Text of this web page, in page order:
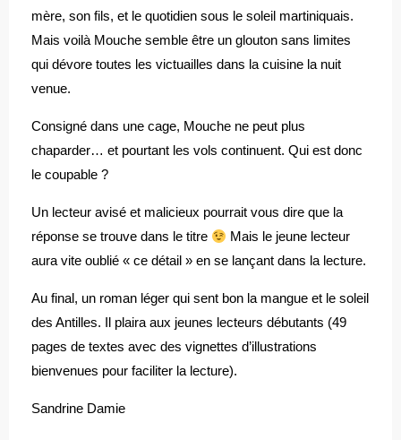
mère, son fils, et le quotidien sous le soleil martiniquais.
Mais voilà Mouche semble être un glouton sans limites
qui dévore toutes les victuailles dans la cuisine la nuit
venue.
Consigné dans une cage, Mouche ne peut plus
chaparder… et pourtant les vols continuent. Qui est donc
le coupable ?
Un lecteur avisé et malicieux pourrait vous dire que la
réponse se trouve dans le titre
Mais le jeune lecteur
aura vite oublié « ce détail » en se lançant dans la lecture.
Au final, un roman léger qui sent bon la mangue et le soleil
des Antilles. Il plaira aux jeunes lecteurs débutants (49
pages de textes avec des vignettes d’illustrations
bienvenues pour faciliter la lecture).
Sandrine Damie